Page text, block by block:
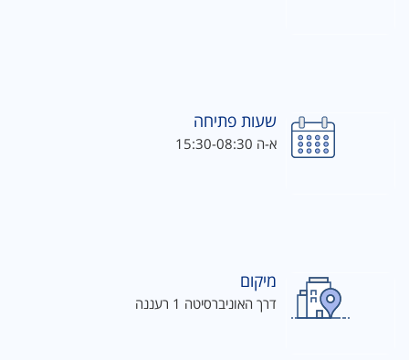
שעות פתיחה
א-ה 15:30-08:30
מיקום
דרך האוניברסיטה 1 רעננה